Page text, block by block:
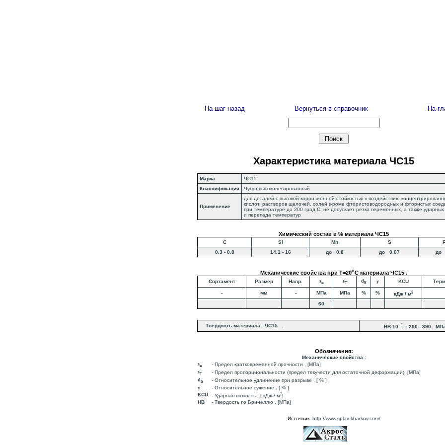
На шаг назад Вернуться в справочник На
Характеристика материала ЧС15
Марка
ЧС15
Классификация
Чугун высоколегированный
Применение
для деталей с высокой коррозионной стойкостью к воздействию
кислот, растворов щелочей, солей (кроме фтористоводородных и фтористых
при температуре до 200 град.С; не допускает резко переменных, а также ударных
и перепада температур
Химический состав в % материала ЧС15
C Si Mn S
0.3 - 0.8
14.1 - 16 до 0.8 до 0.07 до
Механические свойства при Т=20oС материала ЧС15 .
Сортамент Размер Напр. sв sT d5 y KCU
- мм - МПа МПа % % кДж / м2
60
Твердость материала ЧС15 , HB 10 -1= 290 - 390 МПа
Обозначения:
Механические свойства :
sв
- Предел кратковременной прочности , [МПа]
sT
- Предел пропорциональности (предел текучести для остаточной деформации), [МПа]
d5
- Относительное удлинение при разрыве , [ % ]
y
- Относительное сужение , [ % ]
KCU
- Ударная вязкость , [ кДж / м2]
HB
- Твердость по Бринеллю , [МПа]
Источник: http://www.splav-kharkov.com/